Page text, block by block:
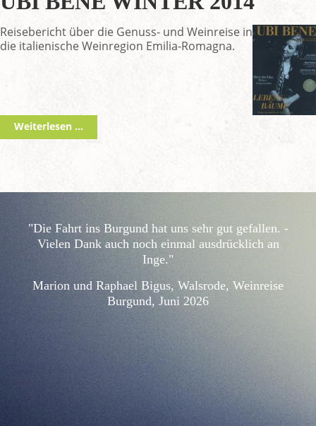
Reisebericht über die Genuss- und Weinreise in
die italienische Weinregion Emilia-Romagna.
Weiterlesen …
"Die Fahrt ins Burgund hat uns sehr gut gefallen. -
Vielen Dank auch noch einmal ausdrücklich an
Inge."
Marion und Raphael Bigus, Walsrode, Weinreise
Burgund, Juni 2026